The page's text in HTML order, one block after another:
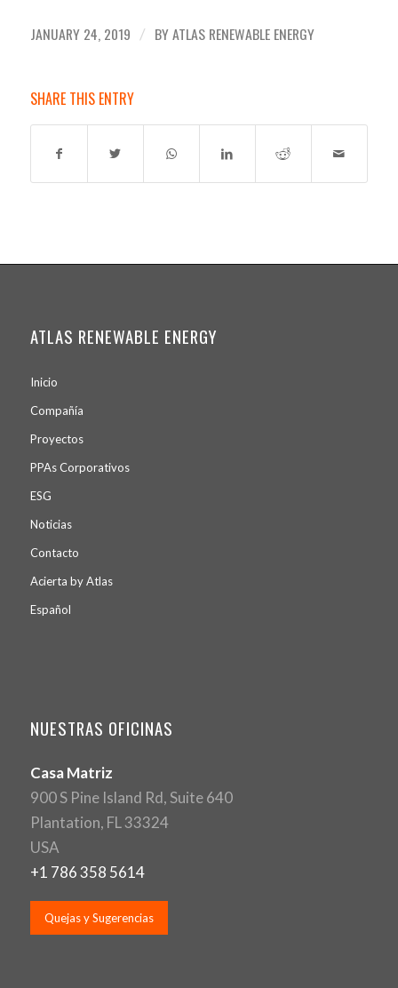
JANUARY 24, 2019 / BYATLAS RENEWABLE ENERGY
SHARE THIS ENTRY
ATLAS RENEWABLE ENERGY
Inicio
Compañía
Proyectos
PPAsCorporativos
ESG
Noticias
Contacto
Acierta by Atlas
Español
NUESTRAS OFICINAS
Casa Matriz
900 S Pine Island Rd, Suite 640
Plantation, FL 33324
USA
+1 786 358 5614
Quejas y Sugerencias